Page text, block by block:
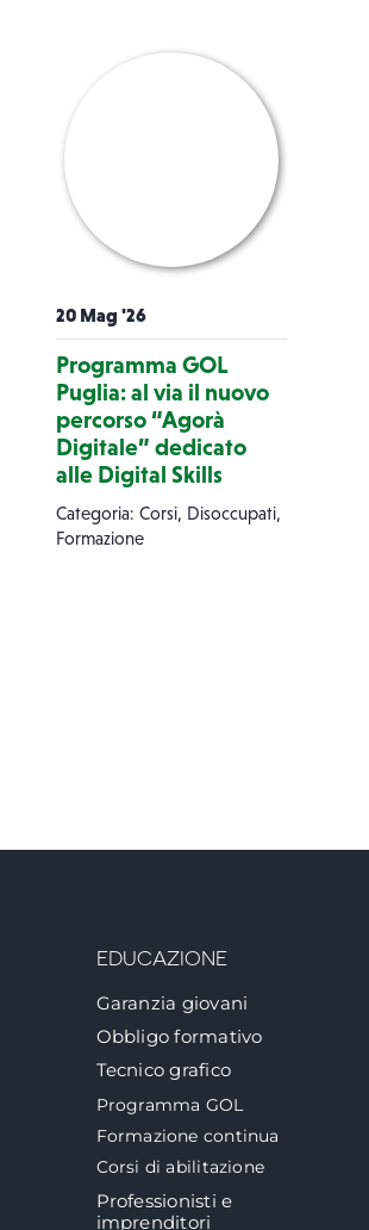
20 Mag '26
Programma GOL
Puglia: al via il nuovo
percorso “Agorà
Digitale” dedicato
alle Digital Skills
Categoria: Corsi, Disoccupati,
Formazione
EDUCAZIONE
Garanzia giovani
Obbligo formativo
Tecnico grafico
Programma GOL
Formazione continua
Corsi di abilitazione
Professionisti e
imprenditori